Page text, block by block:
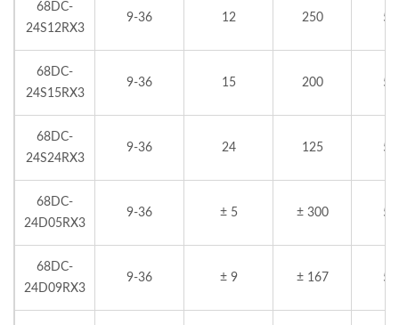
68DC-
24S12RX3
9-36 12 250 5
68DC-
24S15RX3
9-36 15 200 5
68DC-
24S24RX3
9-36 24 125 5
68DC-
24D05RX3
9-36 ± 5 ± 300 5
68DC-
24D09RX3
9-36 ± 9 ± 167 5